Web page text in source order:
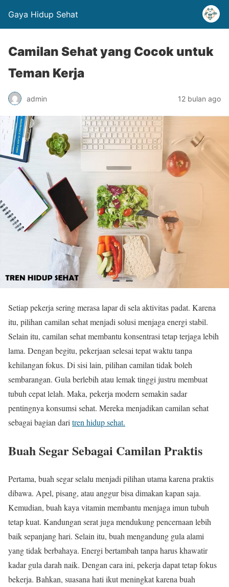
Gaya Hidup Sehat
Camilan Sehat yang Cocok untuk
Teman Kerja
admin 12 bulan ago
Setiap pekerja sering merasa lapar di sela aktivitas padat. Karena
itu, pilihan camilan sehat menjadi solusi menjaga energi stabil.
Selain itu, camilan sehat membantu konsentrasi tetap terjaga lebih
lama. Dengan begitu, pekerjaan selesai tepat waktu tanpa
kehilangan fokus. Di sisi lain, pilihan camilan tidak boleh
sembarangan. Gula berlebih atau lemak tinggi justru membuat
tubuh cepat lelah. Maka, pekerja modern semakin sadar
pentingnya konsumsi sehat. Mereka menjadikan camilan sehat
sebagai bagian dari tren hidup sehat.
Buah Segar Sebagai Camilan Praktis
Pertama, buah segar selalu menjadi pilihan utama karena praktis
dibawa. Apel, pisang, atau anggur bisa dimakan kapan saja.
Kemudian, buah kaya vitamin membantu menjaga imun tubuh
tetap kuat. Kandungan serat juga mendukung pencernaan lebih
baik sepanjang hari. Selain itu, buah mengandung gula alami
yang tidak berbahaya. Energi bertambah tanpa harus khawatir
kadar gula darah naik. Dengan cara ini, pekerja dapat tetap fokus
bekerja. Bahkan, suasana hati ikut meningkat karena buah